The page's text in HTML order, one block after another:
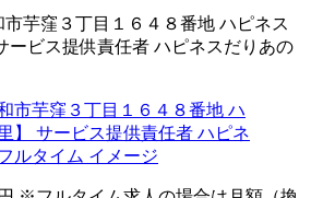
芋窪３丁目１６４８番地 ハピネス
ービス提供責任者 ハピネスだりあの